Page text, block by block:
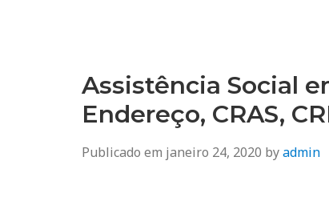
Assistência Social
Endereço, CRAS,
Publicado em janeiro 24, 2020 byadmin